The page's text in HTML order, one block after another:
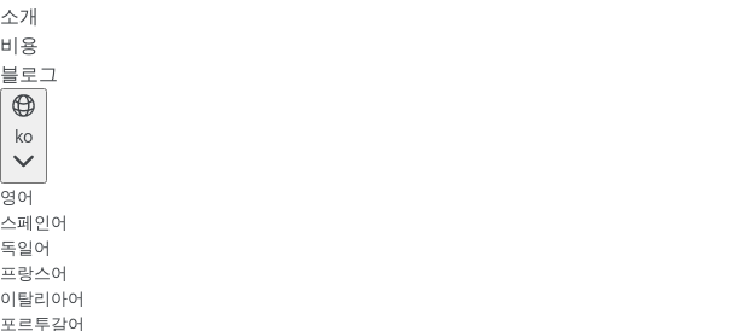
소개
비용
블로그
ko
영어
스페인어
독일어
프랑스어
이탈리아어
포르투갈어